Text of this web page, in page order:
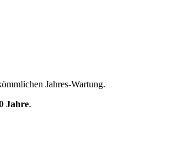
Jahres-Wartung.
Jahre.